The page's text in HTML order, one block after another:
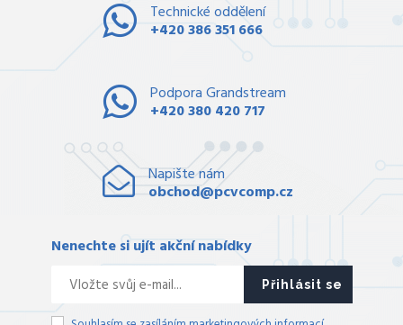
Technické oddělení
+420 386 351 666
Podpora Grandstream
+420 380 420 717
Napište nám
obchod@pcvcomp.cz
Nenechte si ujít akční nabídky
Přihlásit se